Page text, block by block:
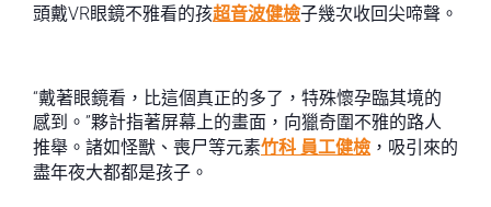
頭戴VR眼鏡不雅看的孩超音波健檢子幾次收回尖啼聲。
“戴著眼鏡看，比這個真正的多了，特殊懷孕臨其境的
感到。”夥計指著屏幕上的畫面，向獵奇圍不雅的路人
推舉。諸如怪獸、喪尸等元素竹科 員工健檢 ，吸引來的
盡年夜大都都是孩子。